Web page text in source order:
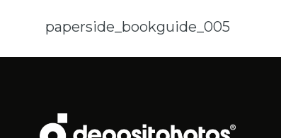
paperside_bookguide_005